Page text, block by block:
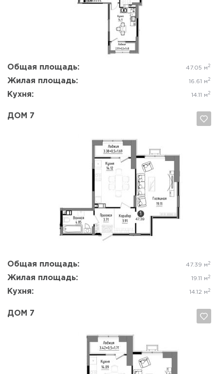
Общая площадь: 47.05 м 2
Жилая площадь: 16.61 м 2
Кухня: 14.11 м 2
Отмена
ДОМ 7
Общая площадь: 47.39 м 2
Жилая площадь: 19.11 м 2
Кухня: 14.12 м 2
Да, удалить Отмена
ДОМ 7